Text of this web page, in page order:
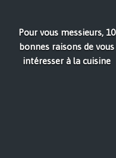
Pour vous messieurs, 10
bonnes raisons de vous
intéresser à la cuisine